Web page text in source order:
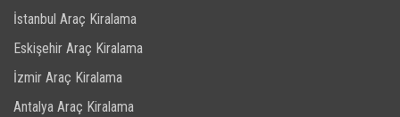
İstanbul Araç Kiralama
Eskişehir Araç Kiralama
İzmir Araç Kiralama
Antalya Araç Kiralama